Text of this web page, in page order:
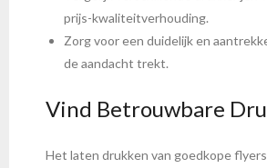
prijs-kwaliteitverhouding.
Zorg voor een duidelijk en
de aandacht trekt.
Vind Betrouwbare
Het laten drukken van goedkope